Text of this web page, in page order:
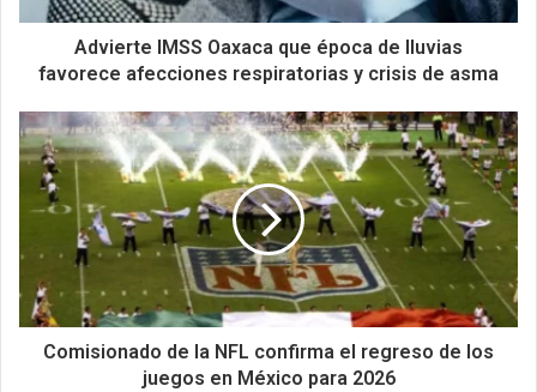
Advierte IMSS Oaxaca que época de lluvias
favorece afecciones respiratorias y crisis de asma
Comisionado de la NFL confirma el regreso de los
juegos en México para 2026